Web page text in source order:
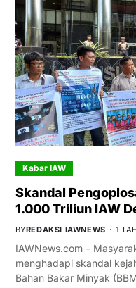
Kabar IAW
Skandal
1.000 Triliun IAW
BYREDAKSI IAWNEWS 1
IAWNews.com –
menghadapi skandal
Bahan Bakar Minyak